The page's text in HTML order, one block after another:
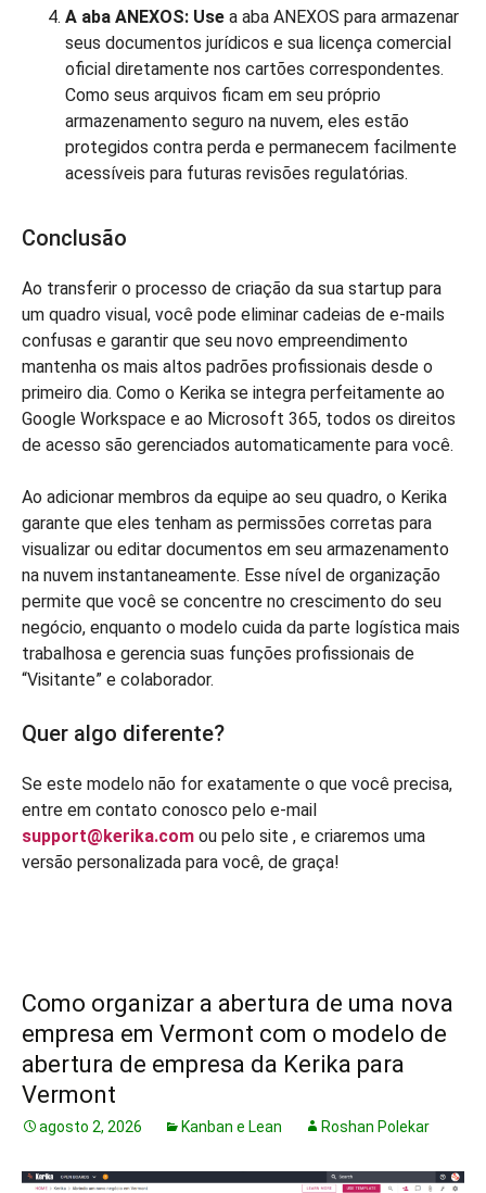
A aba ANEXOS: Use a aba ANEXOS para armazenar
seus documentos jurídicos e sua licença comercial
oficial diretamente nos cartões correspondentes.
Como seus arquivos ficam em seu próprio
armazenamento seguro na nuvem, eles estão
protegidos contra perda e permanecem facilmente
acessíveis para futuras revisões regulatórias.
Conclusão
Ao transferir o processo de criação da sua startup para
um quadro visual, você pode eliminar cadeias de e-mails
confusas e garantir que seu novo empreendimento
mantenha os mais altos padrões profissionais desde o
primeiro dia. Como o Kerika se integra perfeitamente ao
Google Workspace e ao Microsoft 365, todos os direitos
de acesso são gerenciados automaticamente para você.
Ao adicionar membros da equipe ao seu quadro, o Kerika
garante que eles tenham as permissões corretas para
visualizar ou editar documentos em seu armazenamento
na nuvem instantaneamente. Esse nível de organização
permite que você se concentre no crescimento do seu
negócio, enquanto o modelo cuida da parte logística mais
trabalhosa e gerencia suas funções profissionais de
“Visitante” e colaborador.
Quer algo diferente?
Se este modelo não for exatamente o que você precisa,
entre em contato conosco pelo e-mail
support@kerika.com ou pelo site , e criaremos uma
versão personalizada para você, de graça!
Como organizar a abertura de uma nova
empresa em Vermont com o modelo de
abertura de empresa da Kerika para
Vermont
agosto 2, 2026 Kanban e Lean Roshan Polekar